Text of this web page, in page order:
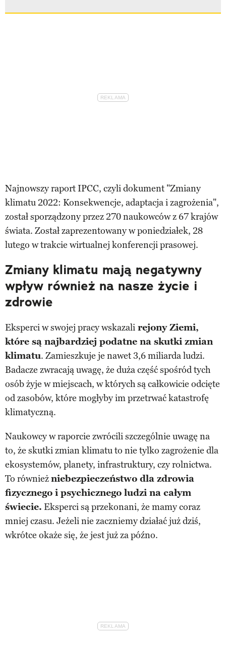
Najnowszy raport IPCC, czyli dokument "Zmiany
klimatu 2022: Konsekwencje, adaptacja i zagrożenia",
został sporządzony przez 270 naukowców z 67 krajów
świata. Został zaprezentowany w poniedziałek, 28
lutego w trakcie wirtualnej konferencji prasowej.
Zmiany klimatu mają negatywny
wpływ również na nasze życie i
zdrowie
Eksperci w swojej pracy wskazali rejony Ziemi,
które są najbardziej podatne na skutki zmian
klimatu. Zamieszkuje je nawet 3,6 miliarda ludzi.
Badacze zwracają uwagę, że duża część spośród tych
osób żyje w miejscach, w których są całkowicie odcięte
od zasobów, które mogłyby im przetrwać katastrofę
klimatyczną.
Naukowcy w raporcie zwrócili szczególnie uwagę na
to, że skutki zmian klimatu to nie tylko zagrożenie dla
ekosystemów, planety, infrastruktury, czy rolnictwa.
To równieżniebezpieczeństwo dla zdrowia
fizycznego i psychicznego ludzi na całym
świecie. Eksperci są przekonani, że mamy coraz
mniej czasu. Jeżeli nie zaczniemy działać już dziś,
wkrótce okaże się, że jest już za późno.